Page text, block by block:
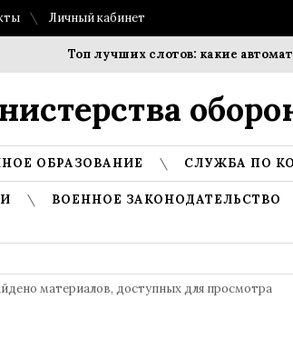
Личный кабинет
Топ лучших слотов: какие автоматы
ОБРАЗОВАНИЕ СЛУЖБА ПО
ВОЕННОЕ ЗАКОНОДАТЕЛЬСТВО
материалов, доступных для просмотра